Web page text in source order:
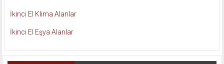
İkinci El Klima Alanlar
İkinci El Eşya Alanlar